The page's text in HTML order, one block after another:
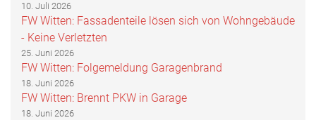
10. Juli 2026
FW Witten: Fassadenteile lösen sich von Wohngebäude
- Keine Verletzten
25. Juni 2026
FW Witten: Folgemeldung Garagenbrand
18. Juni 2026
FW Witten: Brennt PKW in Garage
18. Juni 2026